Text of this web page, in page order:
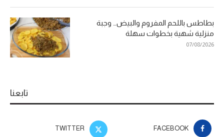
بطاطس باللحم المفروم والبيض… وجبة
منزلية شهية بخطوات سهلة
07/08/2026
تابعنا
FACEBOOK
TWITTER